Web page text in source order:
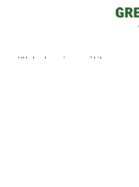
Web stranica